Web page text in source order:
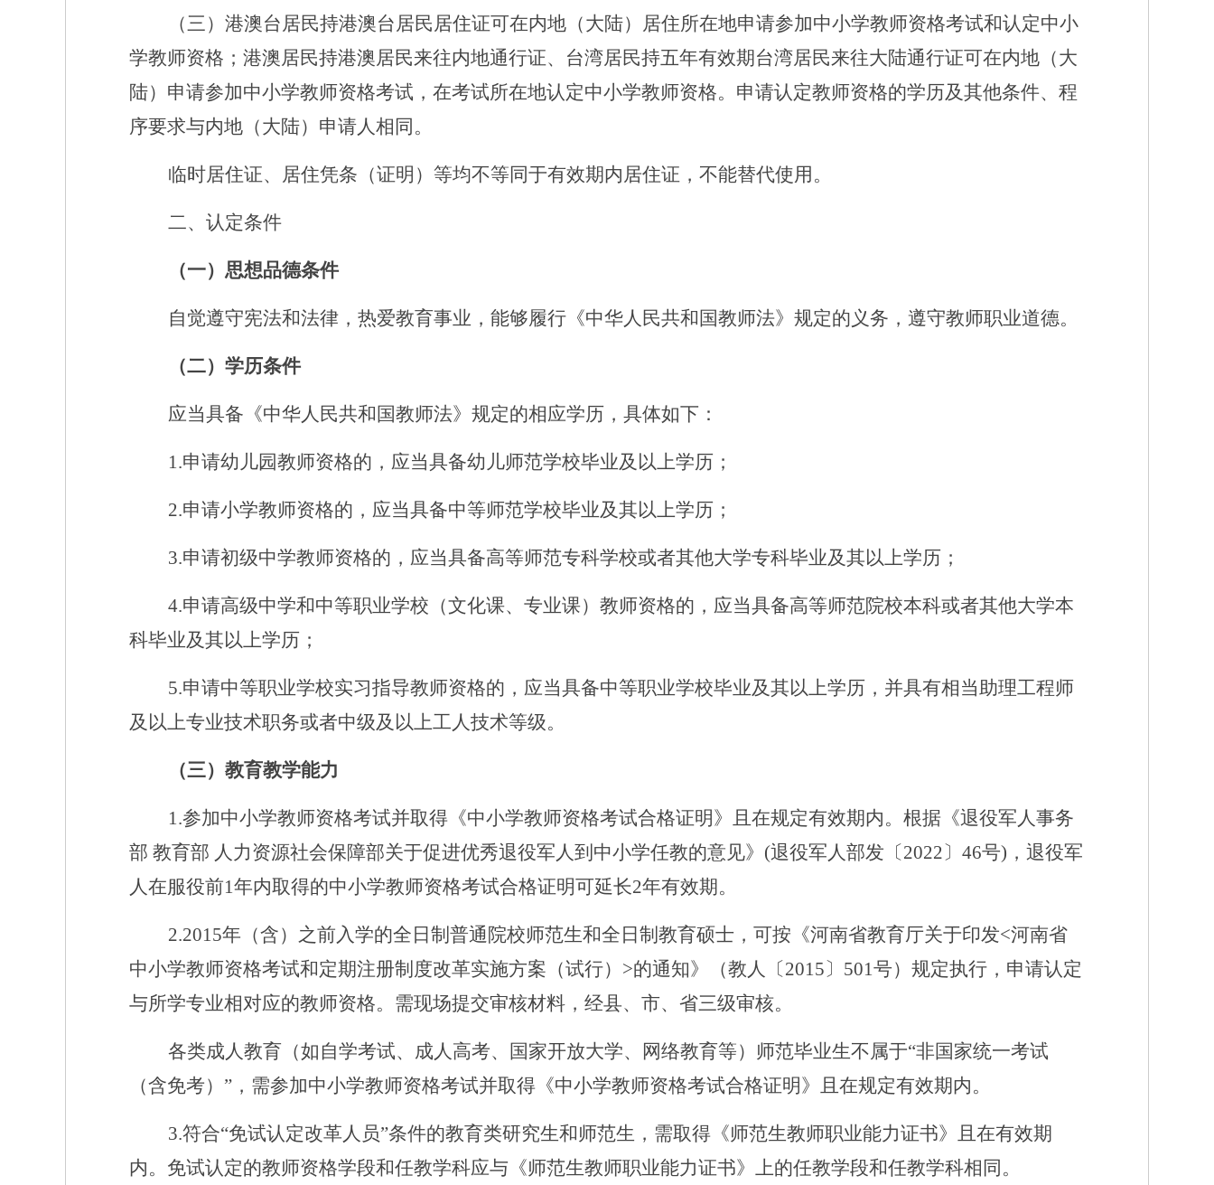
（三）港澳台居民持港澳台居民居住证可在内地（大陆）居住所在地申请参加中小学教师资格考试和认定中小
学教师资格；港澳居民持港澳居民来往内地通行证、台湾居民持五年有效期台湾居民来往大陆通行证可在内地（大
陆）申请参加中小学教师资格考试，在考试所在地认定中小学教师资格。申请认定教师资格的学历及其他条件、程
序要求与内地（大陆）申请人相同。
临时居住证、居住凭条（证明）等均不等同于有效期内居住证，不能替代使用。
二、认定条件
（一）思想品德条件
自觉遵守宪法和法律，热爱教育事业，能够履行《中华人民共和国教师法》规定的义务，遵守教师职业道德。
（二）学历条件
应当具备《中华人民共和国教师法》规定的相应学历，具体如下：
1.申请幼儿园教师资格的，应当具备幼儿师范学校毕业及以上学历；
2.申请小学教师资格的，应当具备中等师范学校毕业及其以上学历；
3.申请初级中学教师资格的，应当具备高等师范专科学校或者其他大学专科毕业及其以上学历；
4.申请高级中学和中等职业学校（文化课、专业课）教师资格的，应当具备高等师范院校本科或者其他大学本
科毕业及其以上学历；
5.申请中等职业学校实习指导教师资格的，应当具备中等职业学校毕业及其以上学历，并具有相当助理工程师
及以上专业技术职务或者中级及以上工人技术等级。
（三）教育教学能力
1.参加中小学教师资格考试并取得《中小学教师资格考试合格证明》且在规定有效期内。根据《退役军人事务
部 教育部 人力资源社会保障部关于促进优秀退役军人到中小学任教的意见》(退役军人部发〔2022〕46号)，退役军
人在服役前1年内取得的中小学教师资格考试合格证明可延长2年有效期。
2.2015年（含）之前入学的全日制普通院校师范生和全日制教育硕士，可按《河南省教育厅关于印发<河南省
中小学教师资格考试和定期注册制度改革实施方案（试行）>的通知》（教人〔2015〕501号）规定执行，申请认定
与所学专业相对应的教师资格。需现场提交审核材料，经县、市、省三级审核。
各类成人教育（如自学考试、成人高考、国家开放大学、网络教育等）师范毕业生不属于“非国家统一考试
（含免考）”，需参加中小学教师资格考试并取得《中小学教师资格考试合格证明》且在规定有效期内。
3.符合“免试认定改革人员”条件的教育类研究生和师范生，需取得《师范生教师职业能力证书》且在有效期
内。免试认定的教师资格学段和任教学科应与《师范生教师职业能力证书》上的任教学段和任教学科相同。